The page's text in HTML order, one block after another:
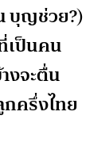
บุญช่วย?)
เป็นคน
งจะตื่น
กครึ่งไทย